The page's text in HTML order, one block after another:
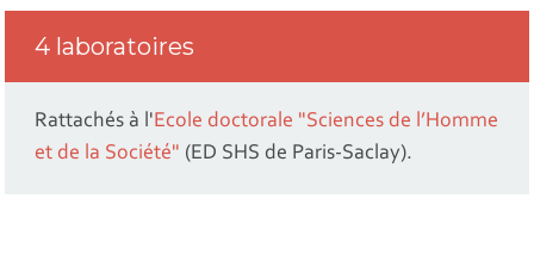
4 laboratoires
Rattachés à l'Ecole doctorale "Sciences de l’Homme
et de la Société" (ED SHS de Paris-Saclay).